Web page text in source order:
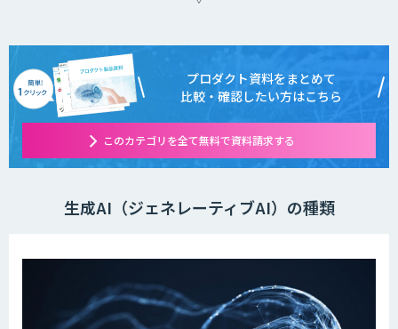
プロダクト資料をまとめて
比較・確認したい方はこちら
このカテゴリを全て無料で資料請求する
生成AI（ジェネレーティブAI）の種類